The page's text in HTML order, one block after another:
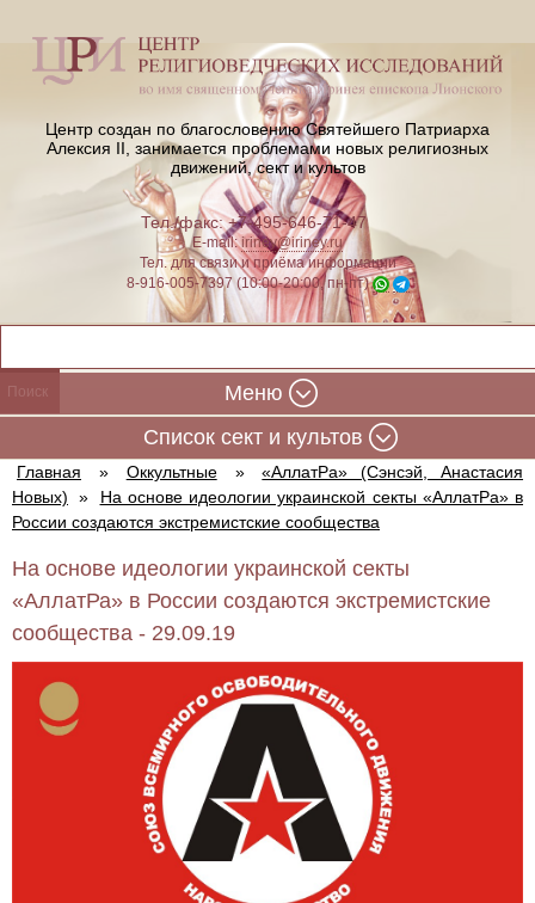
Центр создан по благословению Святейшего Патриарха
Алексия II, занимается проблемами новых религиозных
движений, сект и культов
Тел./факс: +7-495-646-71-47
E-mail:iriney@iriney.ru
Тел. для связи и приёма информации
8-916-005-7397 (10:00-20:00, пн-пт)
Меню
Cписок сект и культов
Главная » Оккультные »
«АллатРа» (Сэнсэй, Анастасия
Новых)
»
На основе идеологии украинской секты «АллатРа» в
России создаются экстремистские сообщества
На основе идеологии украинской секты
«АллатРа» в России создаются экстремистские
сообщества - 29.09.19